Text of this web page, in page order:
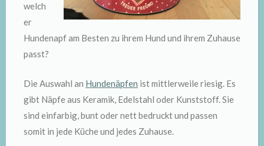
welch
er
Hundenapf am Besten zu ihrem Hund und ihrem Zuhause
passt?
Die Auswahl an Hundenäpfen ist mittlerweile riesig. Es
gibt Näpfe aus Keramik, Edelstahl oder Kunststoff. Sie
sind einfarbig, bunt oder nett bedruckt und passen
somit in jede Küche und jedes Zuhause.